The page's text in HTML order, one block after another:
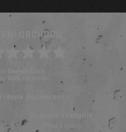
OBCHODU
ElementStore
hodnocení::